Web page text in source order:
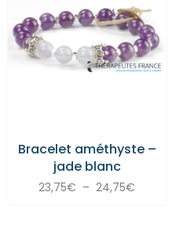
Bracelet améthyste –
jade blanc
23,75€ – 24,75€